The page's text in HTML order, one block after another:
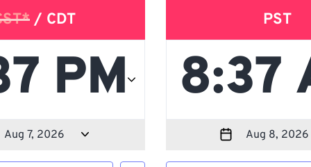
/ CDT PST